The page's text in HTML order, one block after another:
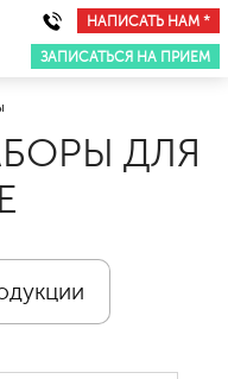
НАПИСАТЬ НАМ *
ЗАПИСАТЬСЯ НА ПРИЕМ
ДЛЯ